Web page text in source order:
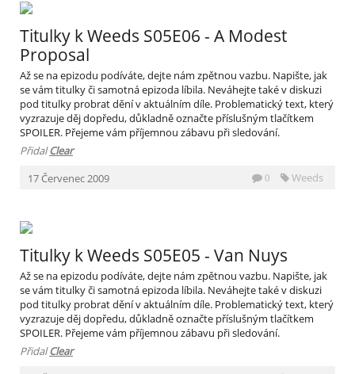
17 Červenec 2009
Titulky k Weeds S05E06 - A Modest
Proposal
Až se na epizodu podíváte, dejte nám zpětnou vazbu. Napište, jak
se vám titulky či samotná epizoda líbila. Neváhejte také v diskuzi
pod titulky probrat dění v aktuálním díle. Problematický text, který
vyzrazuje děj dopředu, důkladně označte příslušným tlačítkem
SPOILER. Přejeme vám příjemnou zábavu při sledování.
PřidalClear
0 Weeds
Titulky k Weeds S05E05 - Van Nuys
Až se na epizodu podíváte, dejte nám zpětnou vazbu. Napište, jak
se vám titulky či samotná epizoda líbila. Neváhejte také v diskuzi
pod titulky probrat dění v aktuálním díle. Problematický text, který
vyzrazuje děj dopředu, důkladně označte příslušným tlačítkem
SPOILER. Přejeme vám příjemnou zábavu při sledování.
PřidalClear